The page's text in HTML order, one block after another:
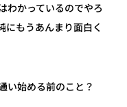
わかっているのでやろ
にもうあんまり面白く
い始める前のこと？